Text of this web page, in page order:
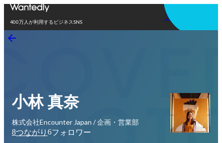
400万人が利用するビジネスSNS
アプリを使う
小林 真奈
株式会社Encounter Japan / 企画・営業部
8つながり 6フォロワー